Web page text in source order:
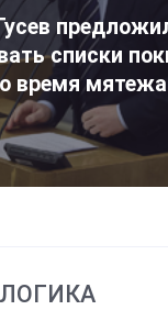
списки
время мятежа